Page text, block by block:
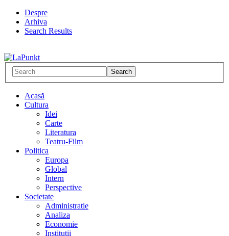
Despre
Arhiva
Search Results
Acasă
Cultura
Idei
Carte
Literatura
Teatru-Film
Politica
Europa
Global
Intern
Perspective
Societate
Administratie
Analiza
Economie
Institutii